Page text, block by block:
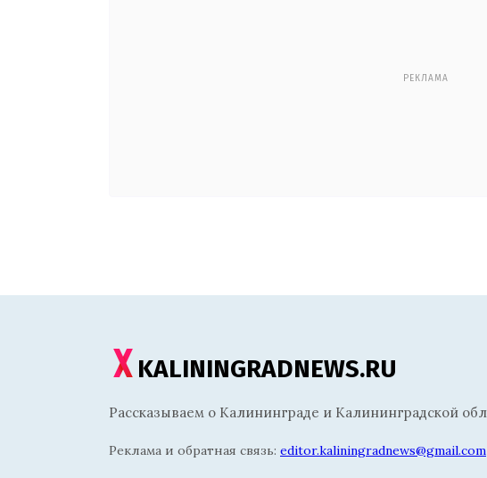
РЕКЛАМА
KALININGRADNEWS.RU
Рассказываем о Калининграде и Калининградской
Реклама и обратная связь: editor.kaliningradnews@gmail.com